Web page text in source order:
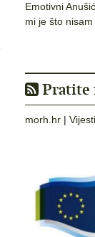
Emotivni
mi je što nisam
Pratite
morh.hr | Vijesti